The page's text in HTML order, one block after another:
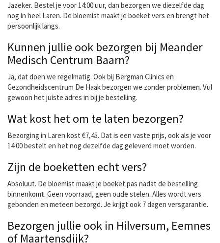
Jazeker. Bestel je voor 14:00 uur, dan bezorgen we diezelfde dag
nog in heel Laren. De bloemist maakt je boeket vers en brengt het
persoonlijk langs.
Kunnen jullie ook bezorgen bij Meander
Medisch Centrum Baarn?
Ja, dat doen we regelmatig. Ook bij Bergman Clinics en
Gezondheidscentrum De Haak bezorgen we zonder problemen. Vul
gewoon het juiste adres in bij je bestelling.
Wat kost het om te laten bezorgen?
Bezorging in Laren kost €7,45. Dat is een vaste prijs, ook als je voor
14:00 bestelt en het nog dezelfde dag geleverd moet worden.
Zijn de boeketten echt vers?
Absoluut. De bloemist maakt je boeket pas nadat de bestelling
binnenkomt. Geen voorraad, geen oude stelen. Alles wordt vers
gebonden en meteen bezorgd. Je krijgt ook 7 dagen versgarantie.
Bezorgen jullie ook in Hilversum, Eemnes
of Maartensdijk?